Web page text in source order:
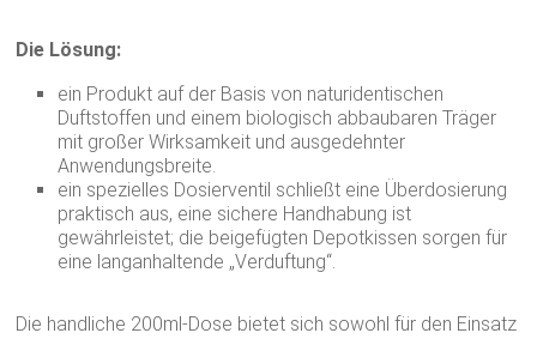
Die Lösung:
ein Produkt auf der Basis von naturidentischen
Duftstoffen und einem biologisch abbaubaren Träger
mit großer Wirksamkeit und ausgedehnter
Anwendungsbreite.
ein spezielles Dosierventil schließt eine Überdosierung
praktisch aus, eine sichere Handhabung ist
gewährleistet; die beigefügten Depotkissen sorgen für
eine langanhaltende „Verduftung“.
Die handliche 200ml-Dose bietet sich sowohl für den Einsatz